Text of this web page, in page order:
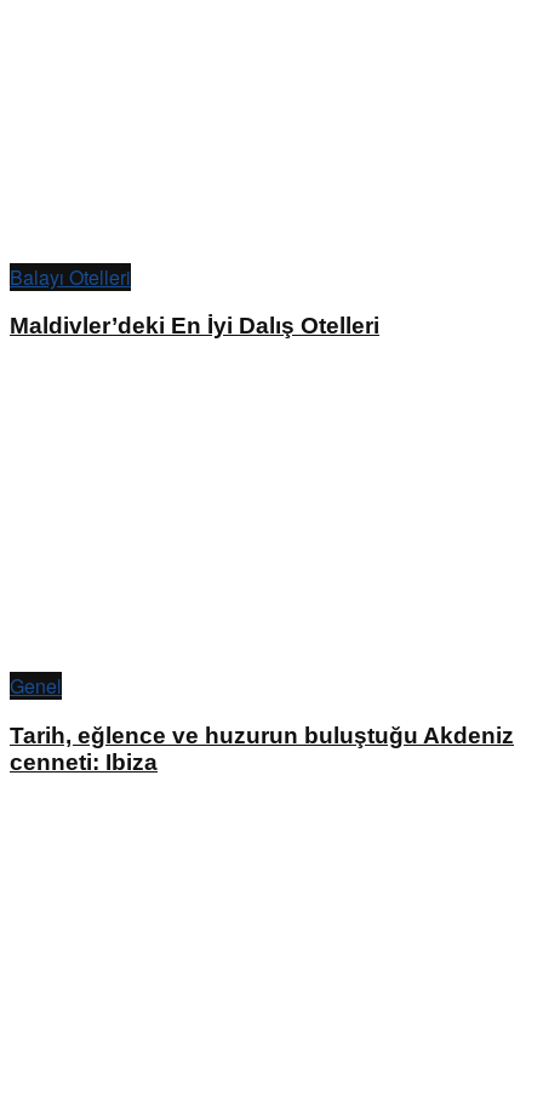
Balayı Otelleri
Maldivler’deki En İyi Dalış Otelleri
Genel
Tarih, eğlence ve huzurun buluştuğu Akdeniz
cenneti: Ibiza